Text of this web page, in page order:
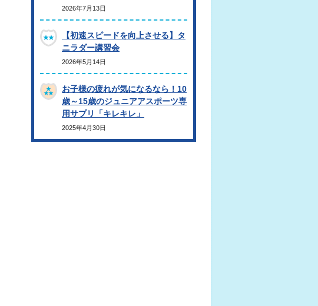
2026年7月13日
【初速スピードを向上させる】タ
ニラダー講習会
2026年5月14日
お子様の疲れが気になるなら！10
歳～15歳のジュニアアスポーツ専
用サプリ「キレキレ」
2025年4月30日